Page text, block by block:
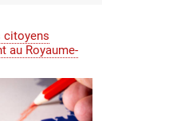
citoyens
au Royaume-